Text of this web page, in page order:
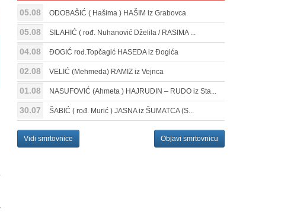
05.08 ODOBAŠIĆ ( Hašima ) HAŠIM iz Grabovca
05.08 SILAHIĆ ( rođ. Nuhanović Dželila / RASIMA ...
04.08 ĐOGIĆ rođ.Topčagić HASEDA iz Đogića
02.08 VELIĆ (Mehmeda) RAMIZ iz Vejnca
01.08 NASUFOVIĆ (Ahmeta ) HAJRUDIN – RUDO iz Sta...
30.07 ŠABIĆ ( rođ. Murić ) JASNA iz ŠUMATCA (S...
Vidi smrtovnice Objavi smrtovnicu